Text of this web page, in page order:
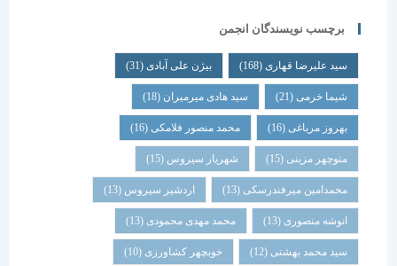
برچسب نویسندگان انجمن
سید علیرضا قهاری(168) بیژن علی آبادی(31)
شیما خرمی(21) سید هادی میرمیران(18)
بهروز مرباغی (16) محمد منصور فلامکی (16)
منوچهر مزینی(15) شهریار سیروس(15)
محمدامین میرفندرسکی(13) اردشیر سیروس(13)
انوشه منصوری(13) محمد مهدی محمودی(13)
سید محمد بهشتی(12) خوبچهر کشاورزی(10)